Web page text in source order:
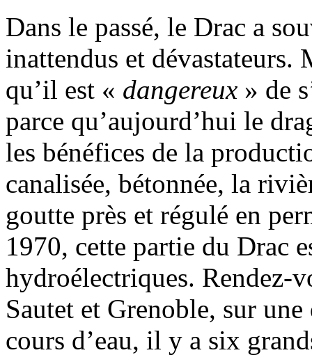
Dans le passé, le Drac a
inattendus et dévastateurs.
qu’il est « dangereux » de
parce qu’aujourd’hui le
les bénéfices de la
canalisée, bétonnée, la
goutte près et régulé en
1970, cette partie du Drac
hydroélectriques. Rendez-
Sautet et Grenoble, sur
cours d’eau, il y a six